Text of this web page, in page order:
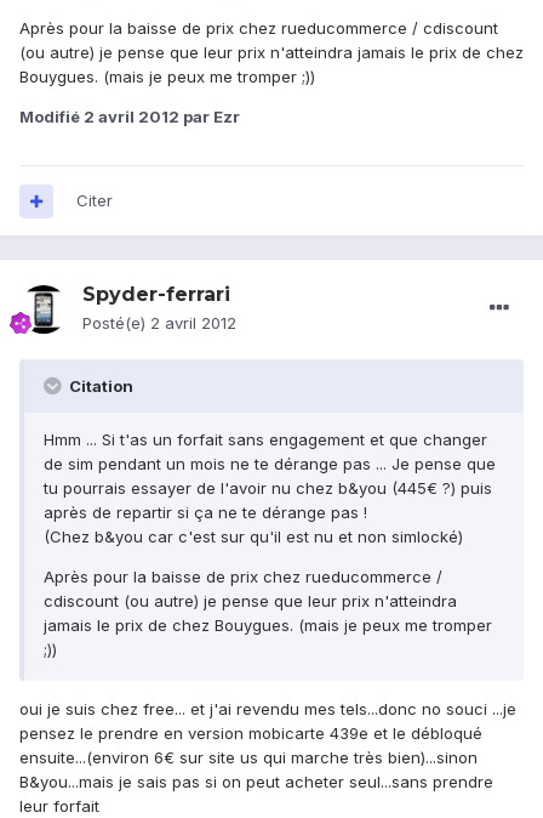
Après pour la baisse de prix chez rueducommerce / cdiscount
(ou autre) je pense que leur prix n'atteindra jamais le prix de chez
Bouygues. (mais je peux me tromper ;))
Modifié 2 avril 2012 par Ezr
Citer
Spyder-ferrari
Posté(e) 2 avril 2012
Citation
Hmm ... Si t'as un forfait sans engagement et que changer
de sim pendant un mois ne te dérange pas ... Je pense que
tu pourrais essayer de l'avoir nu chez b&you (445€ ?) puis
après de repartir si ça ne te dérange pas !
(Chez b&you car c'est sur qu'il est nu et non simlocké)
Après pour la baisse de prix chez rueducommerce /
cdiscount (ou autre) je pense que leur prix n'atteindra
jamais le prix de chez Bouygues. (mais je peux me tromper
;))
oui je suis chez free... et j'ai revendu mes tels...donc no souci ...je
pensez le prendre en version mobicarte 439e et le débloqué
ensuite...(environ 6€ sur site us qui marche très bien)...sinon
B&you...mais je sais pas si on peut acheter seul...sans prendre
leur forfait